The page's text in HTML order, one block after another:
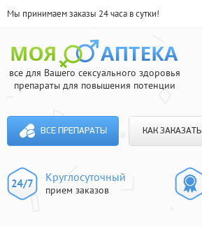
Мы принимаем заказы 24 часа в сутки!
все для Вашего сексуального здоровья
препараты для повышения потенции
ВСЕ ПРЕПАРАТЫ КАК ЗАКАЗАТЬ
Круглосуточный
прием заказов